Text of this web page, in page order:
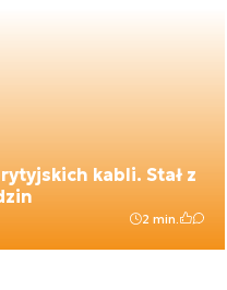
kabli. Stał z
2 min.